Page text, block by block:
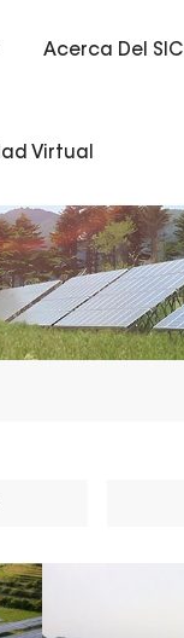
Acerca Del SIC
Virtual